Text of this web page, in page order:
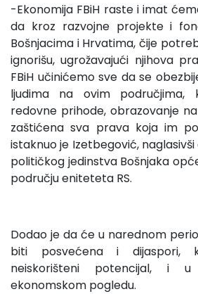
-Ekonomija FBiH raste i imat
da kroz razvojne projekte i
Bošnjacima i Hrvatima, čije
ignorišu, ugrožavajući njihova
FBiH učinićemo sve da se
ljudima na ovim područjima,
redovne prihode, obrazovanje
zaštićena sva prava koja im
istaknuo je Izetbegović,
političkog jedinstva Bošnjaka
području eniteteta RS.
Dodao je da će u narednom
biti posvećena i dijaspori,
neiskorišteni potencijal, i
ekonomskom pogledu.